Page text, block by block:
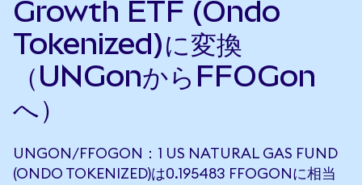
Growth ETF (Ondo
Tokenized)に変換
（UNGonからFFOGon
へ）
UNGON/FFOGON：1 US NATURAL GAS FUND
(ONDO TOKENIZED)は0.195483 FFOGONに相当